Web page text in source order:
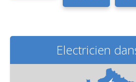
Electricien